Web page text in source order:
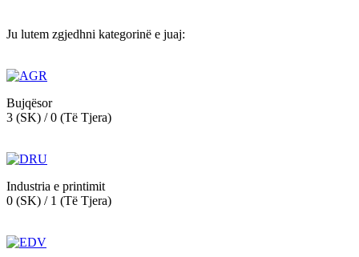
Ju lutem zgjedhni kategorinë e juaj:
Bujqësor
3 (SK) / 0 (Të Tjera)
Industria e printimit
0 (SK) / 1 (Të Tjera)